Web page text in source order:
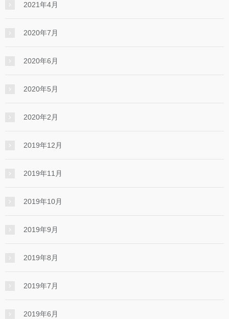
2021年4月
2020年7月
2020年6月
2020年5月
2020年2月
2019年12月
2019年11月
2019年10月
2019年9月
2019年8月
2019年7月
2019年6月